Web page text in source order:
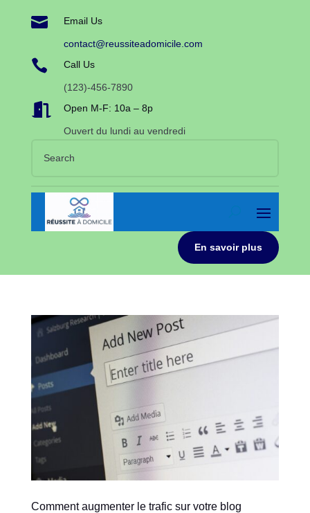
 Email Us
contact@reussiteadomicile.com
 Call Us
(123)-456-7890
 Open M-F: 10a – 8p
Ouvert du lundi au vendredi
En savoir plus
Comment augmenter le trafic sur votre blog